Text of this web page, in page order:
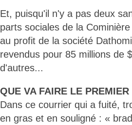
Et, puisqu'il n'y a pas deux
parts sociales de la
au profit de la société
revendus pour 85 millions de
d'autres...
QUE VA FAIRE LE
Dans ce courrier qui a fuité,
en gras et en souligné : «